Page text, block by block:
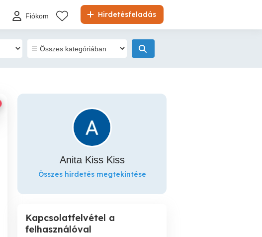
Hirdetésfeladás
Fiókom
Anita Kiss Kiss
Összes hirdetés megtekintése
Kapcsolatfelvétel a
felhasználóval